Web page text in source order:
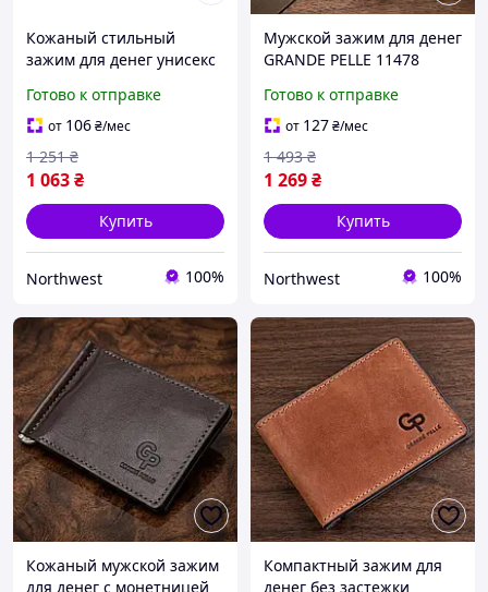
Кожаный стильный
зажим для денег унисекс
Черный AUTO-LUXEN
Готово к отправке
от 106₴/мес
1 063₴
1 251 ₴
Купить
Northwest 100%
Мужской зажим для денег
GRANDE PELLE 11478
Натуральная кожа
Готово к отправке
от 127₴/мес
1 269₴
1 493 ₴
Купить
Northwest 100%
Кожаный мужской зажим
для денег с монетницей
Компактный зажим для
денег без застежки